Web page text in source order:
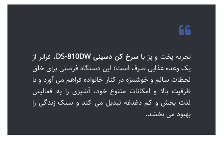
تجربه پخت و پز با سرخ کن دسینی DS-810DW
، فراتر از
یک وعده غذایی صرف است؛ این دستگاه فرصتی برای خلق
لحظات سالم و خوشمزه در کنار خانواده فراهم می آورد و با
ظرفیت بالا و امکانات متنوع خود، آشپزی را به فعالیتی
لذت بخش و کم دغدغه تبدیل می کند و سبک زندگی را
بهبود می بخشد.